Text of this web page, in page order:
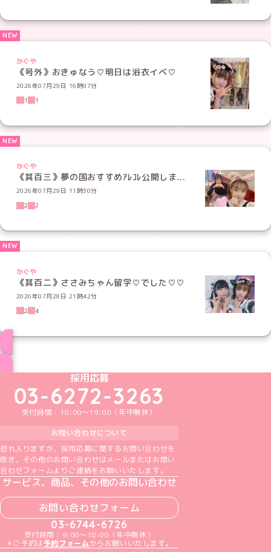
かぐや
《号外》おきゅなう♡明日は浴衣イベ♡
2026年07月29日 16時07分
1
1
かぐや
《其百三》夢の国おすすめｱﾚｺﾚ公開しま...
2026年07月29日 11時30分
2
2
かぐや
《其百二》ささみちゃん留学♡でした♡♡
2026年07月28日 21時42分
2
4
めいどりーみんTikTok公式アカウント
めいどりーみんX公式アカウント
めいどりーみんInstagram公式アカウント
めいどりーみんFacebook公式アカウン
めいどりーみんYouTube公式アカ
採用応募
03-6272-3263
受付時間：10:00～19:00（年中無休）
お問い合わせについて
恐れ入りますが、採用応募に関するお問い合わせを
除き、その他のお問い合わせはメールまたはお問い
合わせフォームよりご連絡をお願いいたします。
サービス、商品、その他のお問い合わせ
お問い合わせフォーム
03-6744-6726
受付時間：9:00～18:00（年中無休）
＊ご予約は予約フォームからお願いいたします。